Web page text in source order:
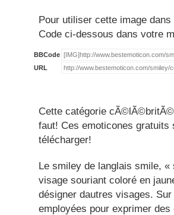
Pour utiliser cette image
Code ci-dessous dans votre
BBCode
URL
Cette catégorie
faut! Ces emoticones
télécharger!
Le smiley de langlais smile,
visage souriant coloré en
désigner dautres visages.
employées pour exprimer